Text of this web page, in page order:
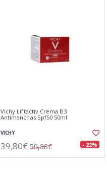
Vichy Liftactiv Crema B3
Antimanchas Spf50 50ml
VICHY
39,80€ 50,88€ - 22%